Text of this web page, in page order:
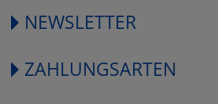
NEWSLETTER
ZAHLUNGSARTEN